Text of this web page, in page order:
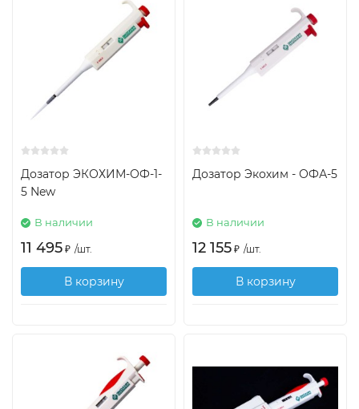
Дозатор ЭКОХИМ-ОФ-1-
5 New
В наличии
11 495 ₽ /шт.
В корзину
Дозатор Экохим - ОФА-5
В наличии
12 155 ₽ /шт.
В корзину